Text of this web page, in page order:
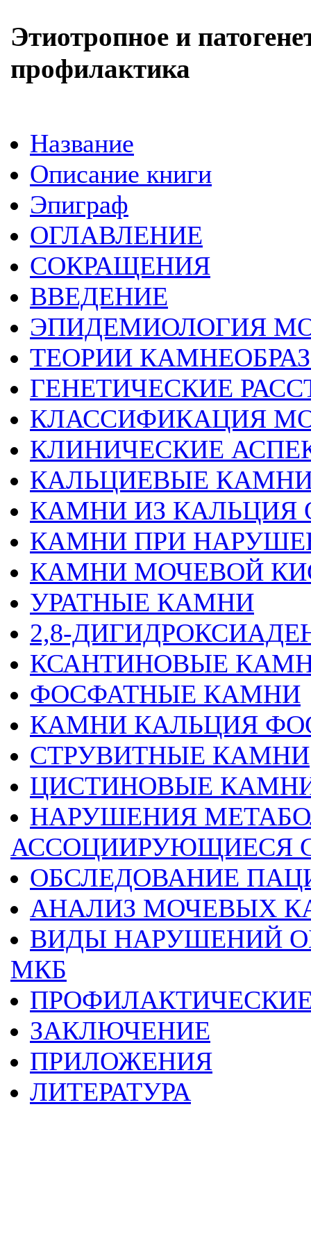
Этиотропное и
профилактика
Название
Описание книги
Эпиграф
ОГЛАВЛЕНИЕ
СОКРАЩЕНИЯ
ВВЕДЕНИЕ
ЭПИДЕМИОЛОГИЯ
ТЕОРИИ
ГЕНЕТИЧЕСКИЕ
КЛАССИФИКАЦИЯ
КЛИНИЧЕСКИЕ
КАЛЬЦИЕВЫЕ
КАМНИ ИЗ КАЛЬЦИЯ
КАМНИ ПРИ
КАМНИ МОЧЕВОЙ
УРАТНЫЕ КАМНИ
2,8-
КСАНТИНОВЫЕ
ФОСФАТНЫЕ КАМНИ
КАМНИ КАЛЬЦИЯ
СТРУВИТНЫЕ КАМНИ
ЦИСТИНОВЫЕ
НАРУШЕНИЯ
АССОЦИИРУЮЩИЕСЯ
ОБСЛЕДОВАНИЕ
АНАЛИЗ МОЧЕВЫХ
ВИДЫ НАРУШЕНИЙ
МКБ
ЗАКЛЮЧЕНИЕ
ПРИЛОЖЕНИЯ
ЛИТЕРАТУРА